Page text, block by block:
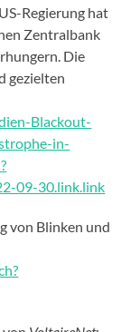
Regierung hat
Zentralbank
Die
gezielten
Blackout-
in-
09-30.link.link
von Blinken und